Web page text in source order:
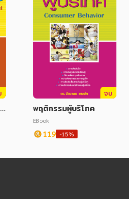
จบ
พฤติกรรมผู้บริโภค
EBook
119 -15%